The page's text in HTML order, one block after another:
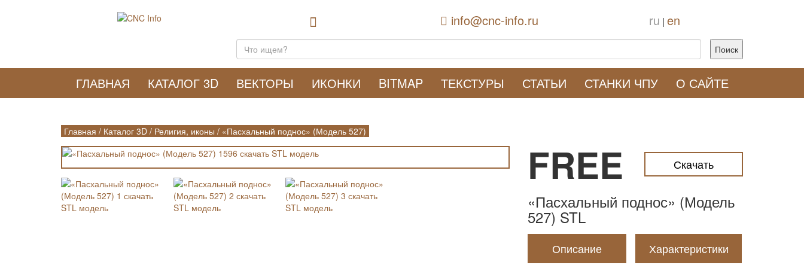
info@cnc-info.ru ru | en
ГЛАВНАЯ КАТАЛОГ 3D ВЕКТОРЫ ИКОНКИ BITMAP ТЕКСТУРЫ СТАТЬИ СТАНКИ ЧПУ О САЙТЕ
Главная / Каталог 3D / Религия, иконы / «Пасхальный поднос» (Модель 527)
FREE Скачать
«Пасхальный поднос» (Модель
527) STL
Описание Характеристики